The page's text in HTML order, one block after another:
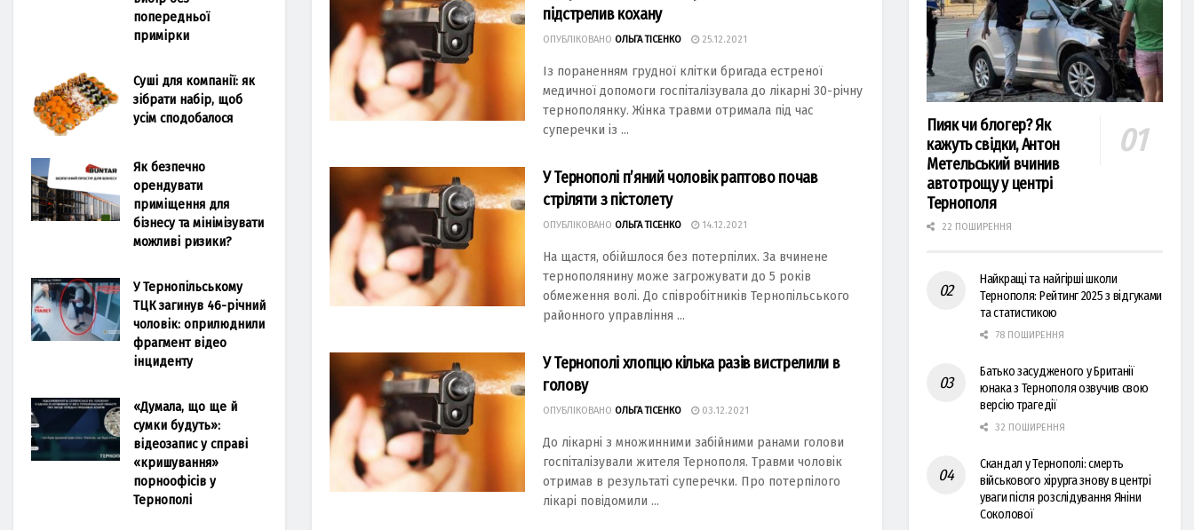
підстрелив кохану
ОПУБЛІКОВАНО ОЛЬГА ТІСЕНКО 25.12.2021
Із пораненням грудної клітки бригада естреної
медичної допомоги госпіталізувала до лікарні 30-річну
тернополянку. Жінка травми отримала під час
суперечки із ...
У Тернополі п’яний чоловік раптово почав
стріляти з пістолету
ОПУБЛІКОВАНО ОЛЬГА ТІСЕНКО 14.12.2021
На щастя, обійшлося без потерпілих. За вчинене
тернополянину може загрожувати до 5 років
обмеження волі. До співробітників Тернопільського
районного управління ...
У Тернополі хлопцю кілька разів вистрелили в
голову
ОПУБЛІКОВАНО ОЛЬГА ТІСЕНКО 03.12.2021
До лікарні з множинними забійними ранами голови
госпіталізували жителя Тернополя. Травми чоловік
отримав в результаті суперечки. Про потерпілого
лікарі повідомили ...
попередньої
примірки
Суші для компанії: як
зібрати набір, щоб
усім сподобалося
Як безпечно
орендувати
приміщення для
бізнесу та мінімізувати
можливі ризики?
У Тернопільському
ТЦК загинув 46-річний
чоловік: оприлюднили
фрагмент відео
інциденту
«Думала, що ще й
сумки будуть»:
відеозапис у справі
«кришування»
порноофісів у
Тернополі
Пияк чи блогер? Як
кажуть свідки, Антон
Метельський вчинив
автотрощу у центрі
Тернополя
22 ПОШИРЕННЯ
Найкращі та найгірші школи
Тернополя: Рейтинг 2025 з відгуками
та статистикою
78 ПОШИРЕННЯ
Батько засудженого у Британії
юнака з Тернополя озвучив свою
версію трагедії
32 ПОШИРЕННЯ
Скандал у Тернополі: смерть
військового хірурга знову в центрі
уваги після розслідування Яніни
Соколової